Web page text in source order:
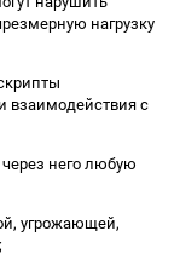
нагрузку
взаимодействия с
него любую
угрожающей,